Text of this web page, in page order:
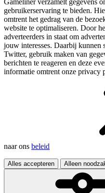
Gameliner verzamelt gegevens
gebruikerservaring te bieden.
omtrent het gedrag van de
website te optimaliseren. Door
adverteerders in staat om
jouw interesses. Daarbij kunnen
Twitter, gebruik maken van
berichten te reageren en deze
informatie omtrent onze
naar ons beleid
Alles accepteren Alleen